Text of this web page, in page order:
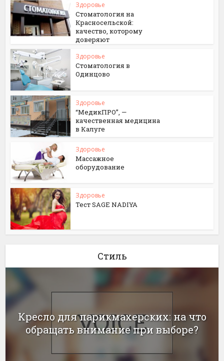
Здоровье
Стоматология на
Красносельской:
качество, которому
доверяют
Здоровье
Стоматология в
Одинцово
Здоровье
“МедикПРО”, —
качественная медицина
в Калуге
Здоровье
Массажное
оборудование
Здоровье
Тест SAGE NADIYA
Стиль
Кресло для парикмахерских: на что
обращать внимание при выборе?